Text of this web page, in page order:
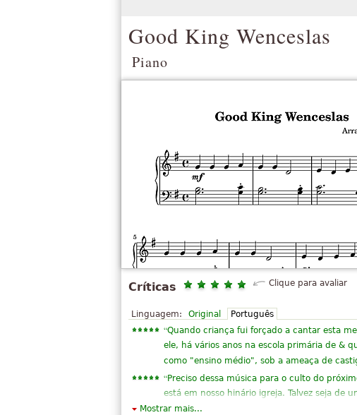
Good King Wenceslas
Piano
Críticas Clique para avaliar
Linguagem: Original Português
“Quando criança fui forçado a cantar esta
ele, há vários anos na escola primária de &
como "ensino médio", sob a ameaça de
“Preciso dessa música para o culto do
está em nosso hinário igreja. Talvez seja de
velhos no meu escritório, mas eu não estou
Mostrar mais...